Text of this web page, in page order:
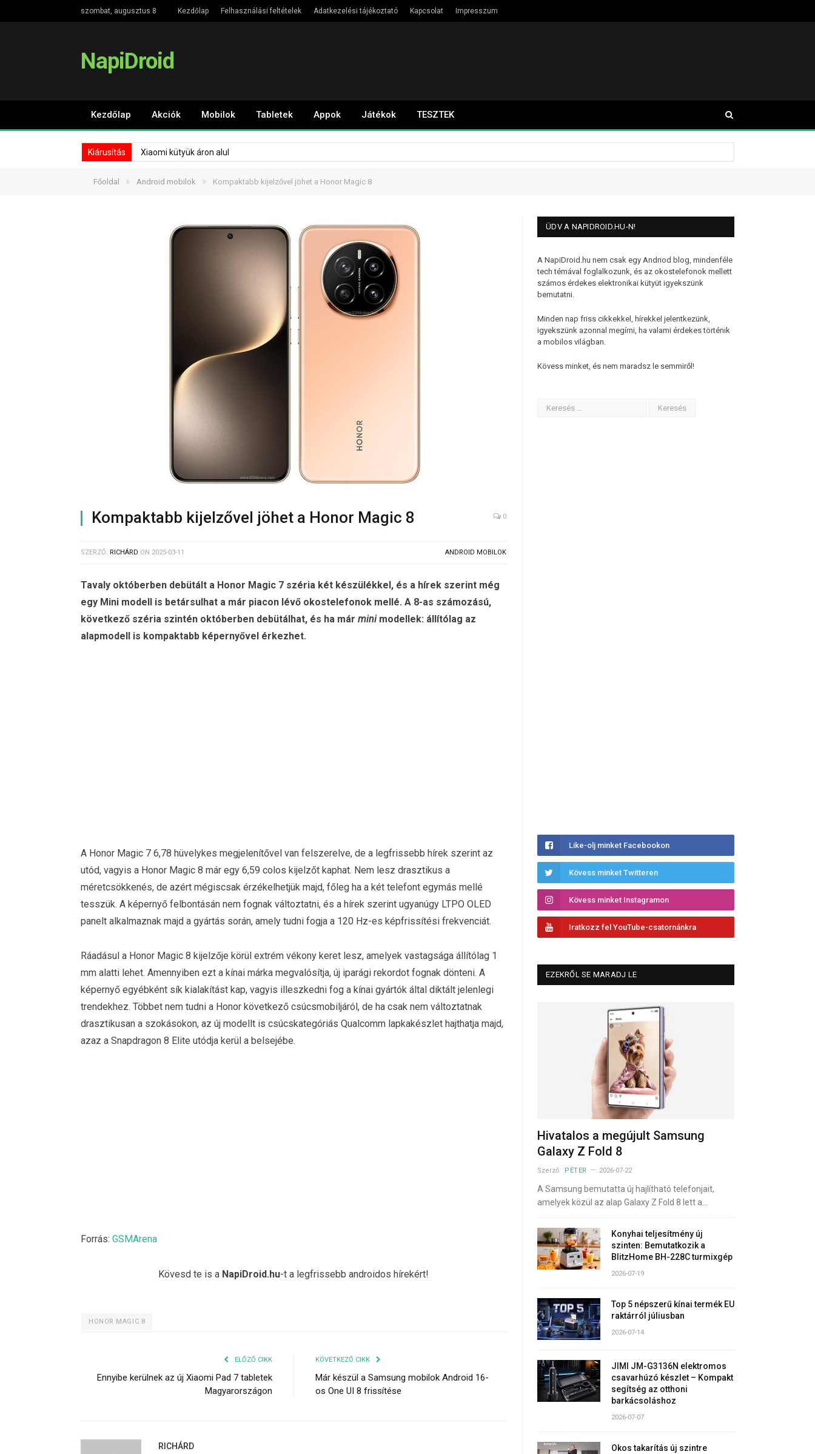
szombat, augusztus 8 Kezdőlap Felhasználási feltételek Adatkezelési tájékoztató Kapcsolat Impresszum
NapiDroid
Kezdőlap Akciók Mobilok Tabletek Appok Játékok TESZTEK
Kiárusítás Xiaomi kütyük áron alul
Főoldal » Android mobilok » Kompaktabb kijelzővel jöhet a Honor Magic 8
Kompaktabb kijelzővel jöhet a Honor Magic 8 0
SZERZŐ: RICHÁRD ON 2025-03-11 ANDROID MOBILOK
Tavaly októberben debütált a Honor Magic 7 széria két készülékkel, és a hírek szerint még
egy Mini modell is betársulhat a már piacon lévő okostelefonok mellé. A 8-as számozású,
következő széria szintén októberben debütálhat, és ha már minimodellek: állítólag az
alapmodell is kompaktabb képernyővel érkezhet.
A Honor Magic 7 6,78 hüvelykes megjelenítővel van felszerelve, de a legfrissebb hírek szerint az
utód, vagyis a Honor Magic 8 már egy 6,59 colos kijelzőt kaphat. Nem lesz drasztikus a
méretcsökkenés, de azért mégiscsak érzékelhetjük majd, főleg ha a két telefont egymás mellé
tesszük. A képernyő felbontásán nem fognak változtatni, és a hírek szerint ugyanúgy LTPO OLED
panelt alkalmaznak majd a gyártás során, amely tudni fogja a 120 Hz-es képfrissítési frekvenciát.
Ráadásul a Honor Magic 8 kijelzője körül extrém vékony keret lesz, amelyek vastagsága állítólag 1
mm alatti lehet. Amennyiben ezt a kínai márka megvalósítja, új iparági rekordot fognak dönteni. A
képernyő egyébként sík kialakítást kap, vagyis illeszkedni fog a kínai gyártók által diktált jelenlegi
trendekhez. Többet nem tudni a Honor következő csúcsmobiljáról, de ha csak nem változtatnak
drasztikusan a szokásokon, az új modellt is csúcskategóriás Qualcomm lapkakészlet hajthatja majd,
azaz a Snapdragon 8 Elite utódja kerül a belsejébe.
Forrás: GSMArena
Kövesd te is a NapiDroid.hu-t a legfrissebb androidos hírekért!
HONOR MAGIC 8
ELŐZŐ CIKK
Ennyibe kerülnek az új Xiaomi Pad 7 tabletek
Magyarországon
KÖVETKEZŐ CIKK
Már készül a Samsung mobilok Android 16-
os One UI 8 frissítése
RICHÁRD
ÜDV A NAPIDROID.HU-N!
A NapiDroid.hu nem csak egy Andriod blog, mindenféle
tech témával foglalkozunk, és az okostelefonok mellett
számos érdekes elektronikai kütyüt igyekszünk
bemutatni.
Minden nap friss cikkekkel, hírekkel jelentkezünk,
igyekszünk azonnal megírni, ha valami érdekes történik
a mobilos világban.
Kövess minket, és nem maradsz le semmiről!
Like-olj minket Facebookon
Kövess minket Twitteren
Kövess minket Instagramon
Iratkozz fel YouTube-csatornánkra
EZEKRŐL SE MARADJ LE
Hivatalos a megújult Samsung
Galaxy Z Fold 8
Szerző: PÉTER 2026-07-22
A Samsung bemutatta új hajlítható telefonjait,
amelyek közül az alap Galaxy Z Fold 8 lett a…
Konyhai teljesítmény új
szinten: Bemutatkozik a
BlitzHome BH-228C turmixgép
2026-07-19
Top 5 népszerű kínai termék EU
raktárról júliusban
2026-07-14
JIMI JM-G3136N elektromos
csavarhúzó készlet – Kompakt
segítség az otthoni
barkácsoláshoz
2026-07-07
Okos takarítás új szintre